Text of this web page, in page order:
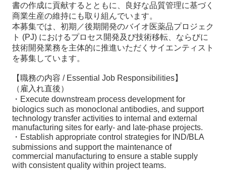
書の作成に貢献するとともに、良好な品質管理に基づく
商業生産の維持にも取り組んでいます。
本募集では、初期／後期開発のバイオ医薬品プロジェク
ト (PJ) におけるプロセス開発及び技術移転、ならびに
技術開発業務を主体的に推進いただくサイエンティスト
を募集しています。
【職務の内容 / Essential Job Responsibilities】
（雇入れ直後）
・Execute downstream process development for
biologics such as monoclonal antibodies, and support
technology transfer activities to internal and external
manufacturing sites for early- and late-phase projects.
・Establish appropriate control strategies for IND/BLA
submissions and support the maintenance of
commercial manufacturing to ensure a stable supply
with consistent quality within project teams.